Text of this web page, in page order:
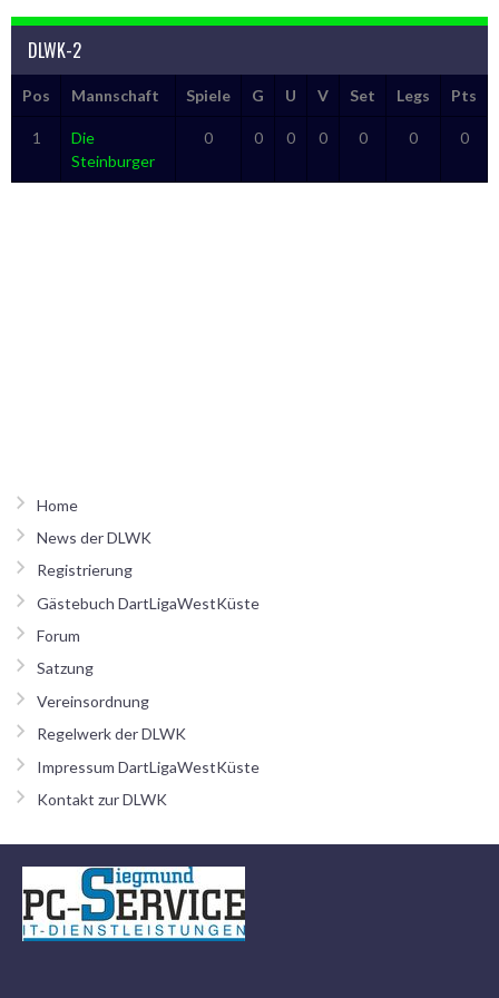
DLWK-2
Pos Mannschaft Spiele G U V Set Legs Pts
1
Die
Steinburger
0 0 0 0 0 0 0
Home
News der DLWK
Registrierung
Gästebuch DartLigaWestKüste
Forum
Satzung
Vereinsordnung
Regelwerk der DLWK
Impressum DartLigaWestKüste
Kontakt zur DLWK